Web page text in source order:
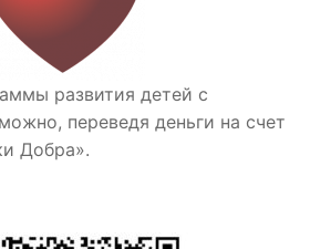
развития детей с
переведя деньги на счет
Добра».